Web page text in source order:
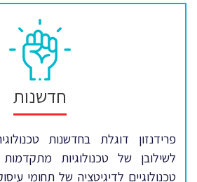
חדשנות
פרידנזון דוגלת בחדשנות
לשילובן של טכנולוגיות
טכנולוגיים לדיגיטציה של תחומי